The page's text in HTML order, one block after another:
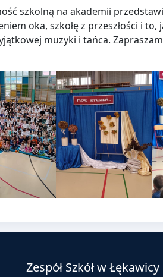
szkolną na akademii
oka, szkołę z przeszłości i to,
muzyki i tańca.
Zespół Szkół w Łękawicy